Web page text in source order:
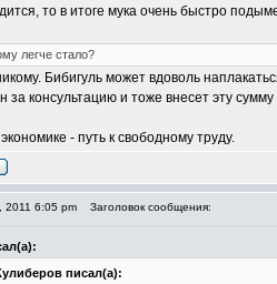
то в итоге мука очень быстро
легче стало?
Бибигуль может вдоволь
за консультацию и тоже внесет эту
- путь к свободному труду.
2011 6:05 pm Заголовок сообщения:
писал(а):